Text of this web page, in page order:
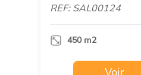
REF: SAL00124
450 m2
Voir